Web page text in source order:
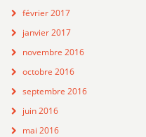
février 2017
janvier 2017
novembre 2016
octobre 2016
septembre 2016
juin 2016
mai 2016